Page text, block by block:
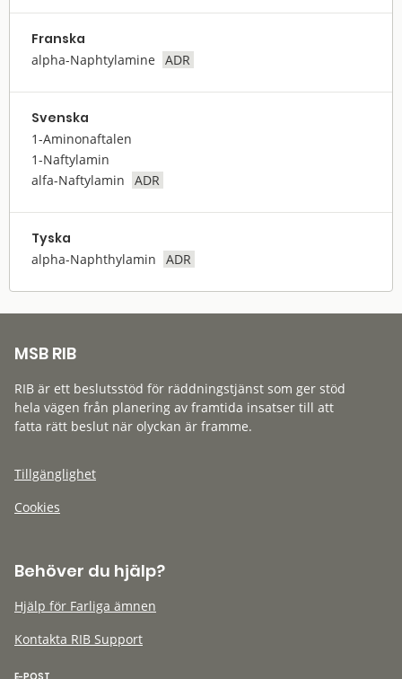
Franska
alpha-Naphtylamine ADR
Svenska
1-Aminonaftalen
1-Naftylamin
alfa-Naftylamin
ADR
Tyska
alpha-Naphthylamin ADR
MSB RIB
RIB är ett beslutsstöd för räddningstjänst som ger stöd
hela vägen från planering av framtida insatser till att
fatta rätt beslut när olyckan är framme.
Tillgänglighet
Cookies
Behöver du hjälp?
Hjälp för Farliga ämnen
Kontakta RIB Support